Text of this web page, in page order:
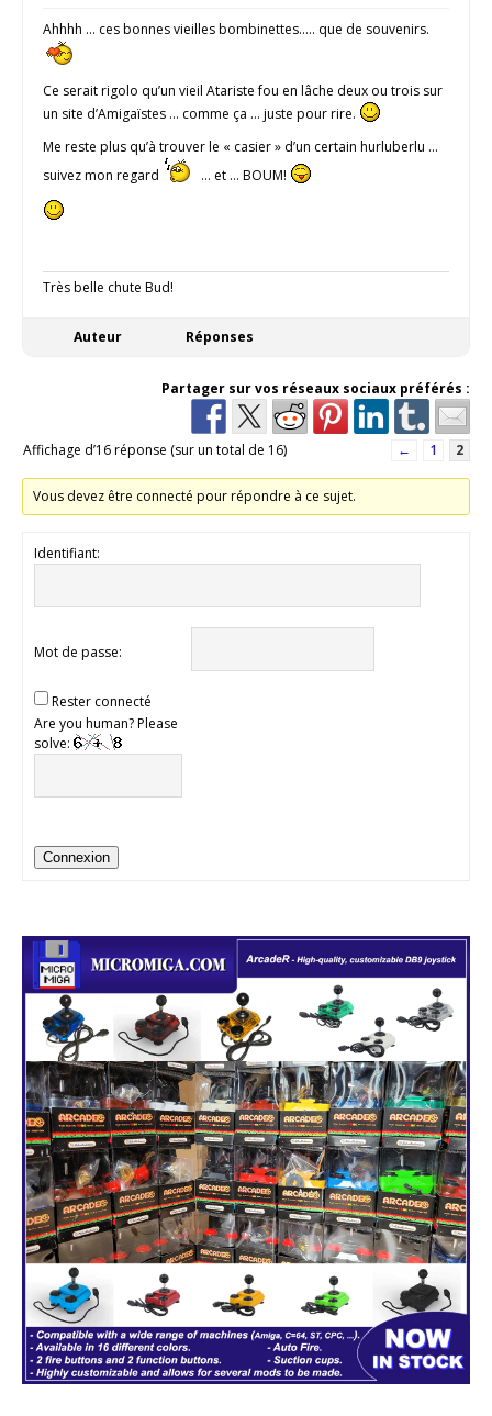
Ahhhh … ces bonnes vieilles bombinettes….. que de souvenirs.
Ce serait rigolo qu’un vieil Atariste fou en lâche deux ou trois sur
un site d’Amigaïstes … comme ça … juste pour rire.
Me reste plus qu’à trouver le « casier » d’un certain hurluberlu …
suivez mon regard
… et … BOUM!
Très belle chute Bud!
Auteur Réponses
Partager sur vos réseaux sociaux préférés :
Affichage d’16 réponse (sur un total de 16) ← 1 2
Vous devez être connecté pour répondre à ce sujet.
Identifiant:
Mot de passe:
Rester connecté
Are you human? Please
solve:
Connexion